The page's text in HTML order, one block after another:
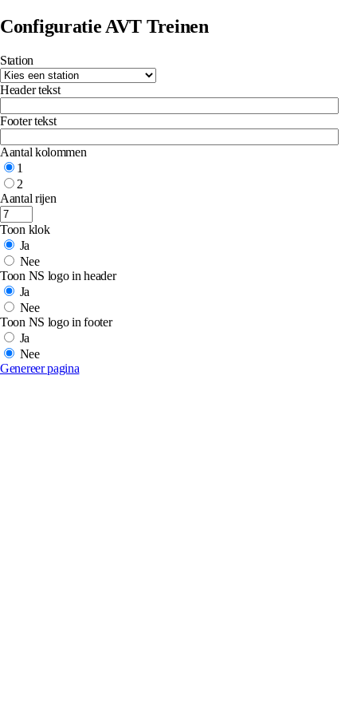
Configuratie AVT Treinen
Station
Header tekst
Footer tekst
Aantal kolommen
1
2
Aantal rijen
Toon klok
Ja
Nee
Toon NS logo in header
Ja
Nee
Toon NS logo in footer
Ja
Nee
Genereer pagina